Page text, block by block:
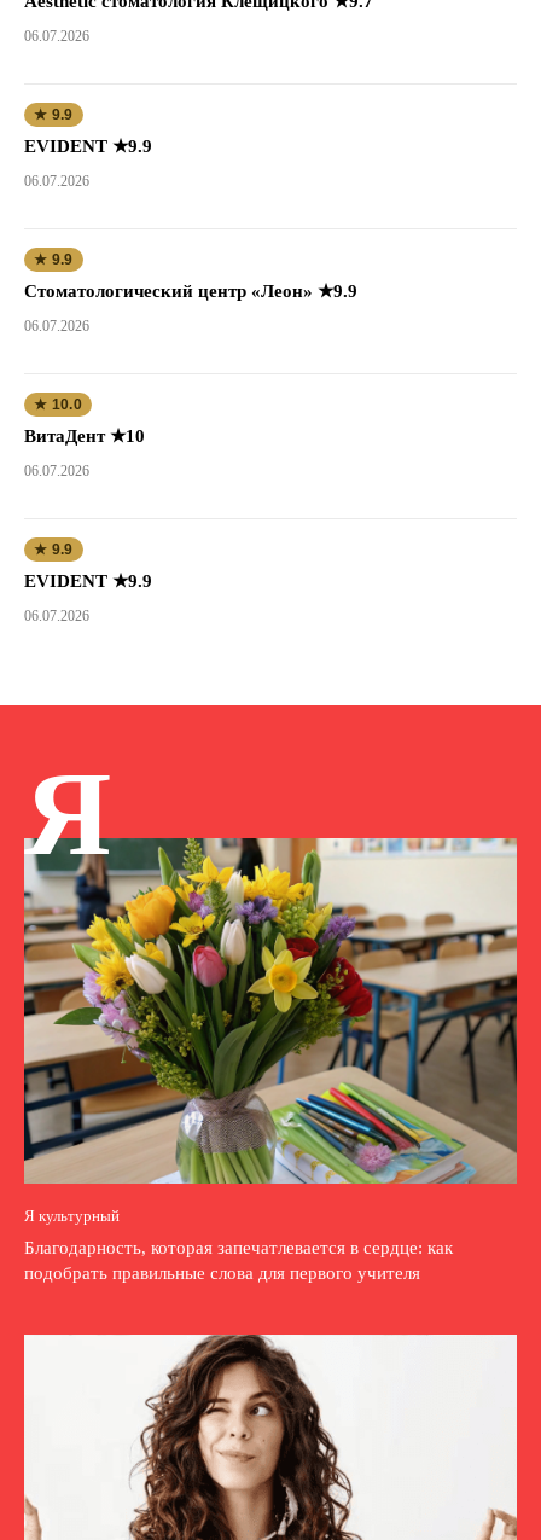
06.07.2026
★ 9.9
EVIDENT ★9.9
06.07.2026
★ 9.9
Стоматологический центр «Леон» ★9.9
06.07.2026
★ 10.0
ВитаДент ★10
06.07.2026
★ 9.9
EVIDENT ★9.9
06.07.2026
Я
Я культурный
Благодарность, которая запечатлевается в сердце: как
подобрать правильные слова для первого учителя